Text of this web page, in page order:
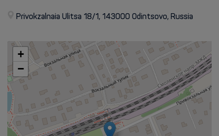
Privokzalnaia Ulitsa 18/1, 143000 Odintsovo, Russia
+
−